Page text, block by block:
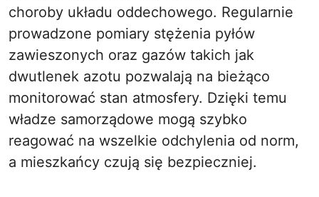
choroby układu oddechowego. Regularnie
prowadzone pomiary stężenia pyłów
zawieszonych oraz gazów takich jak
dwutlenek azotu pozwalają na bieżąco
monitorować stan atmosfery. Dzięki temu
władze samorządowe mogą szybko
reagować na wszelkie odchylenia od norm,
a mieszkańcy czują się bezpieczniej.